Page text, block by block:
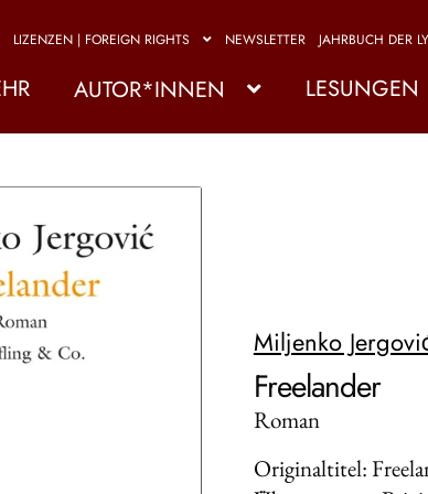
LIZENZEN | FOREIGN RIGHTS NEWSLETTER JAHRBUCH DER
AUTOR*INNEN LESUNGEN
Miljenko
Freelander
Roman
Originaltitel: